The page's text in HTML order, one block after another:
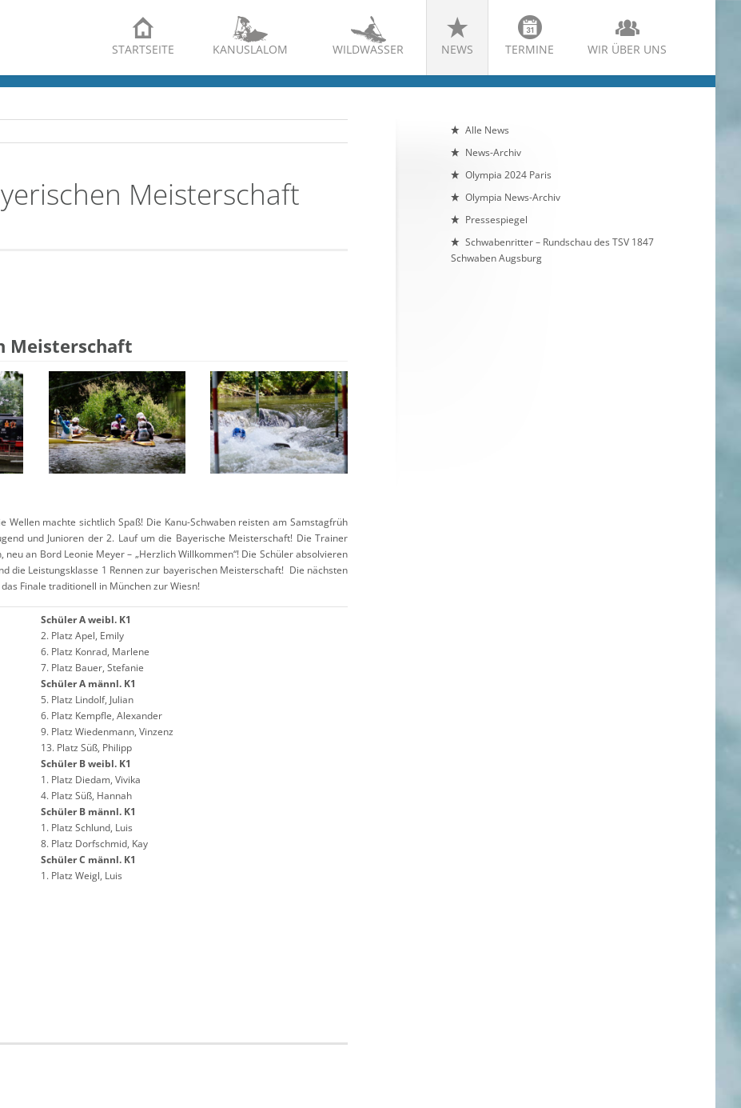
STARTSEITE KANUSLALOM WILDWASSER NEWS TERMINE WIR ÜBER UNS
Meisterschaft
Meisterschaft
machte sichtlich Spaß! Die Kanu-Schwaben reisten am Samstagfrüh
und Junioren der 2. Lauf um die Bayerische Meisterschaft! Die Trainer
an Bord Leonie Meyer – „Herzlich Willkommen“! Die Schüler absolvieren
die Leistungsklasse 1 Rennen zur bayerischen Meisterschaft! Die nächsten
Finale traditionell in München zur Wiesn!
Schüler A weibl. K1
2. Platz Apel, Emily
6. Platz Konrad, Marlene
7. Platz Bauer, Stefanie
Schüler A männl. K1
5. Platz Lindolf, Julian
6. Platz Kempfle, Alexander
9. Platz Wiedenmann, Vinzenz
13. Platz Süß, Philipp
Schüler B weibl. K1
1. Platz Diedam, Vivika
4. Platz Süß, Hannah
Schüler B männl. K1
1. Platz Schlund, Luis
8. Platz Dorfschmid, Kay
Schüler C männl. K1
1. Platz Weigl, Luis
Alle News
News-Archiv
Olympia 2024 Paris
Olympia News-Archiv
Pressespiegel
Schwabenritter – Rundschau des TSV 1847
Schwaben Augsburg